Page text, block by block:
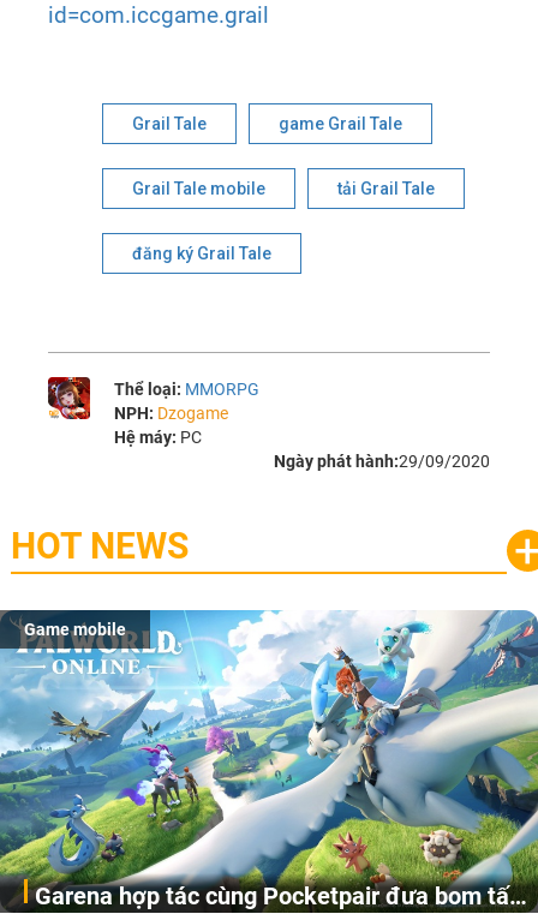
id=com.iccgame.grail
Grail Tale game Grail Tale
Grail Tale mobile tải Grail Tale
đăng ký Grail Tale
Thể loại: MMORPG
NPH: Dzogame
Hệ máy: PC
Ngày phát hành:29/09/2020
HOT NEWS
Game mobile
Garena hợp tác cùng Pocketpair đưa bom tấn